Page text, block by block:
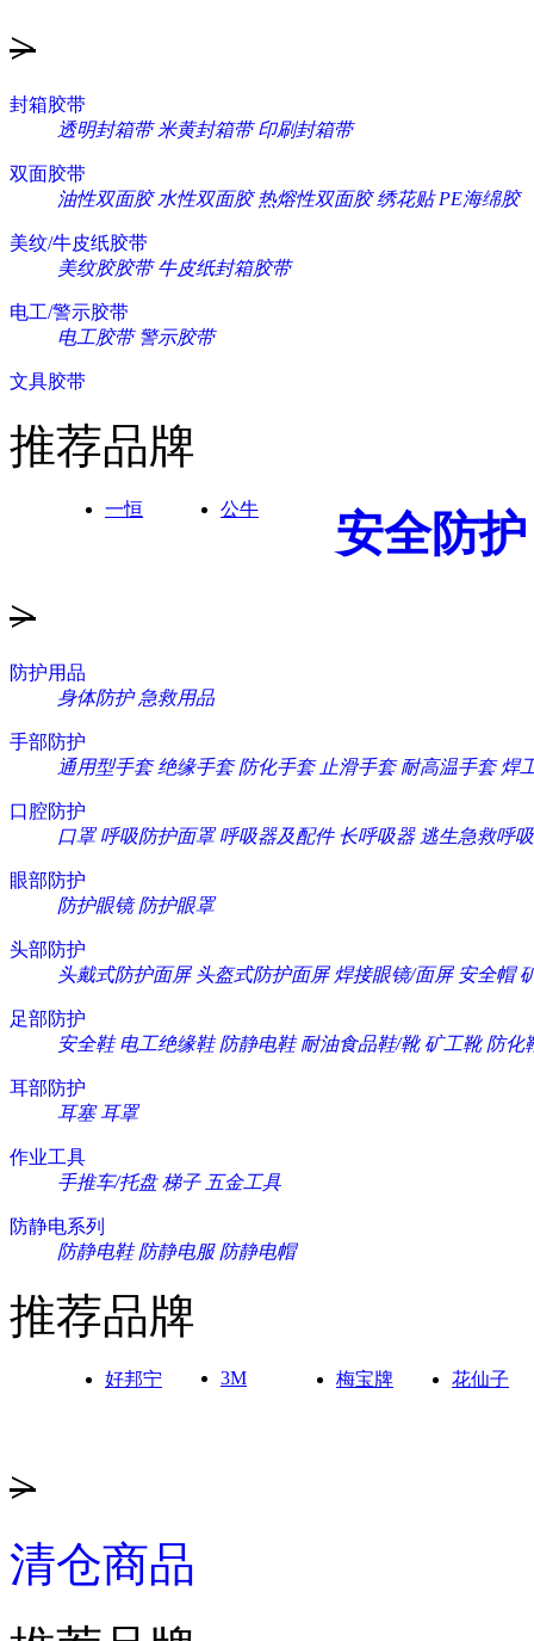
>
封箱胶带
透明封箱带 米黄封箱带 印刷封箱带
双面胶带
油性双面胶 水性双面胶 热熔性双面胶 绣花贴 PE海绵胶
美纹/牛皮纸胶带
美纹胶胶带 牛皮纸封箱胶带
电工/警示胶带
电工胶带 警示胶带
文具胶带
推荐品牌
一恒 公牛 安全防护
>
防护用品
身体防护 急救用品
手部防护
通用型手套 绝缘手套 防化手套 止滑手套 耐高温手套 焊
口腔防护
口罩 呼吸防护面罩 呼吸器及配件 长呼吸器 逃生急救呼
眼部防护
防护眼镜 防护眼罩
头部防护
头戴式防护面屏 头盔式防护面屏 焊接眼镜/面屏 安全帽
足部防护
安全鞋 电工绝缘鞋 防静电鞋 耐油食品鞋/靴 矿工靴 防化
耳部防护
耳塞 耳罩
作业工具
手推车/托盘 梯子 五金工具
防静电系列
防静电鞋 防静电服 防静电帽
推荐品牌
好邦宁 3M 梅宝牌 花仙子
>
清仓商品